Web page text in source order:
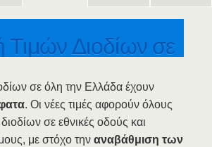
Διοδίων σε
την Ελλάδα
31 Δεκεμβρίου 2025
σε όλη την Ελλάδα έχουν
. Οι νέες τιμές αφορούν όλους
σε εθνικές οδούς και
με στόχο την αναβάθμιση των